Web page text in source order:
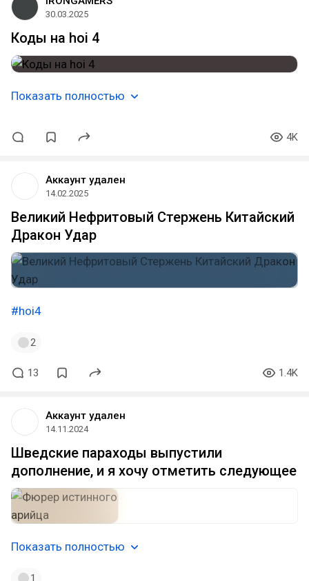
30.03.2025
Коды на hoi 4
Показать полностью
4K
Аккаунт удален
14.02.2025
Великий Нефритовый Стержень Китайский
Дракон Удар
#hoi4
2
13 1.4K
Аккаунт удален
14.11.2024
Шведские параходы выпустили
дополнение, и я хочу отметить следующее
Показать полностью
1